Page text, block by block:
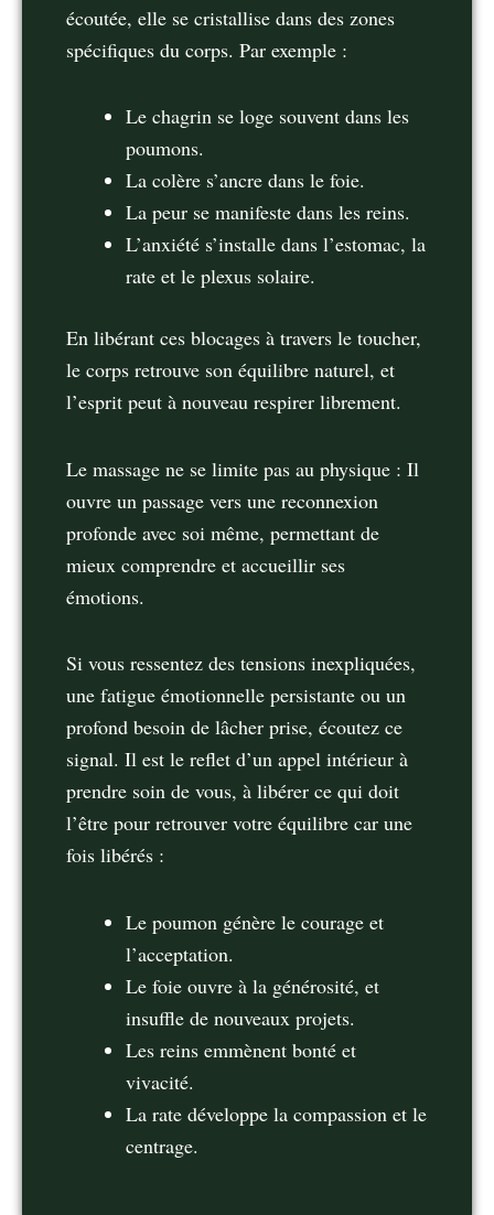
écoutée, elle se cristallise dans des zones
spécifiques du corps. Par exemple :
Le chagrin se loge souvent dans les
poumons.
La colère s’ancre dans le foie.
La peur se manifeste dans les reins.
L’anxiété s’installe dans l’estomac, la
rate et le plexus solaire.
En libérant ces blocages à travers le toucher,
le corps retrouve son équilibre naturel, et
l’esprit peut à nouveau respirer librement.
Le massage ne se limite pas au physique : Il
ouvre un passage vers une reconnexion
profonde avec soi même, permettant de
mieux comprendre et accueillir ses
émotions.
Si vous ressentez des tensions inexpliquées,
une fatigue émotionnelle persistante ou un
profond besoin de lâcher prise, écoutez ce
signal. Il est le reflet d’un appel intérieur à
prendre soin de vous, à libérer ce qui doit
l’être pour retrouver votre équilibre car une
fois libérés :
Le poumon génère le courage et
l’acceptation.
Le foie ouvre à la générosité, et
insuﬄe de nouveaux projets.
Les reins emmènent bonté et
vivacité.
La rate développe la compassion et le
centrage.